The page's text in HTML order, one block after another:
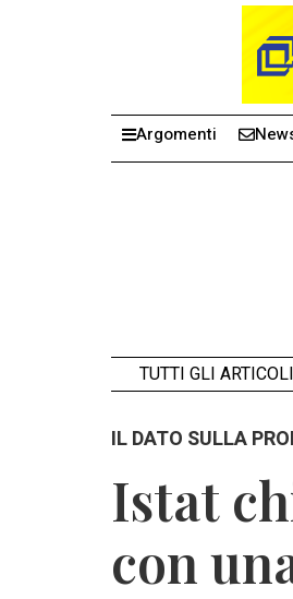
Argomenti
TUTTI GLI ARTICOLI
IL DATO SULLA
Istat
con